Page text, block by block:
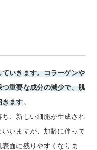
いきます。コラーゲンや
重要な成分の減少で、肌
きます。
、新しい細胞が生成され
いますが、加齢に伴って
面に残りやすくなりま